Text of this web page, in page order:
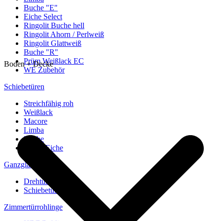
Buche "E"
Eiche Select
Ringolit Buche hell
Ringolit Ahorn / Perlweiß
Ringolit Glattweiß
Buche "R"
Prüm Weißlack EC
WE Zubehör
Schiebetüren
Streichfähig roh
Weißlack
Macore
Limba
Buche
europ. Eiche
Ganzglastüren
Drehtüren
Schiebetüren
Zimmertürrohlinge
Boden + Decke